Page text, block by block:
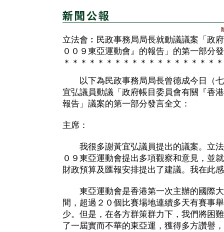
立法會︰民政事務局局長就動議議案「政
００９東亞運動會』的報告」的第一部分
＊＊＊＊＊＊＊＊＊＊＊＊＊＊＊＊＊＊
以下為民政事務局局長曾德成今日（七
宜弘議員動議「政府帳目委員會有關『香
報告」議案的第一部分發言全文：
主席：
我很多謝黃宜弘議員提出的議案。立法
０９東亞運動會提出多項觀察和意見，並
財政預算及匯報安排提出了建議。我在此
東亞運動會是香港第一次主辦的國際大
間，超過２０個比賽場地連續多天有賽事
少。但是，在各方群策群力下，我們將困
了一屆實而不華的東亞運，獲得多方讚譽